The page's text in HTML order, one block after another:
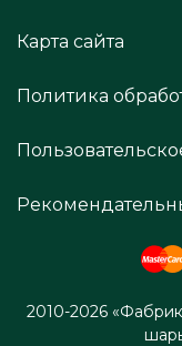
Карта сайта
Политика
2010-2026